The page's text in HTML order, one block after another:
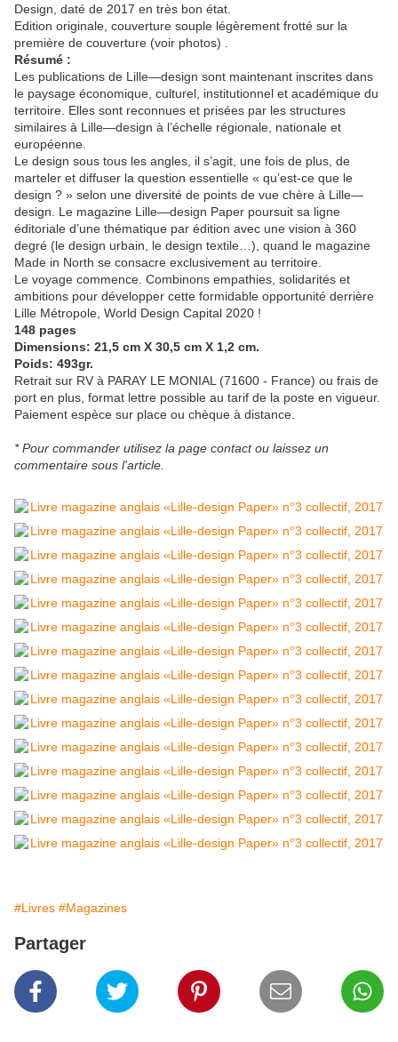
Design, daté de 2017 en très bon état.
Edition originale, couverture souple légèrement frotté sur la
première de couverture (voir photos) .
Résumé :
Les publications de Lille—design sont maintenant inscrites dans
le paysage économique, culturel, institutionnel et académique du
territoire. Elles sont reconnues et prisées par les structures
similaires à Lille—design à l’échelle régionale, nationale et
européenne.
Le design sous tous les angles, il s’agit, une fois de plus, de
marteler et diffuser la question essentielle « qu’est-ce que le
design ? » selon une diversité de points de vue chère à Lille—
design. Le magazine Lille—design Paper poursuit sa ligne
éditoriale d’une thématique par édition avec une vision à 360
degré (le design urbain, le design textile…), quand le magazine
Made in North se consacre exclusivement au territoire.
Le voyage commence. Combinons empathies, solidarités et
ambitions pour développer cette formidable opportunité derrière
Lille Métropole, World Design Capital 2020 !
148 pages
Dimensions: 21,5 cm X 30,5 cm X 1,2 cm.
Poids: 493gr.
Retrait sur RV à PARAY LE MONIAL (71600 - France) ou frais de
port en plus, format lettre possible au tarif de la poste en vigueur.
Paiement espèce sur place ou chèque à distance.
* Pour commander utilisez la page contact ou laissez un
commentaire sous l'article.
#Livres #Magazines
Partager